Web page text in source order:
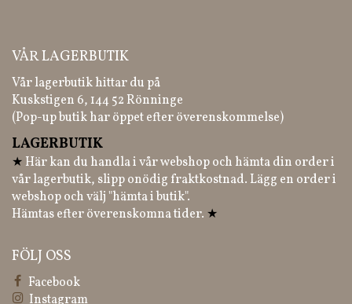
VÅR LAGERBUTIK
Vår lagerbutik hittar du på
Kuskstigen 6, 144 52 Rönninge
(Pop-up butik har öppet efter överenskommelse)
LAGERBUTIK
★ Här kan du handla i vår webshop och hämta din order i
vår lagerbutik, slipp onödig fraktkostnad. Lägg en order i
webshop och välj "hämta i butik".
Hämtas efter överenskomna tider. ★
FÖLJ OSS
Facebook
Instagram